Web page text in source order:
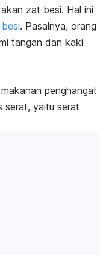
zat besi. Hal ini
. Pasalnya, orang
tangan dan kaki
penghangat
serat, yaitu serat